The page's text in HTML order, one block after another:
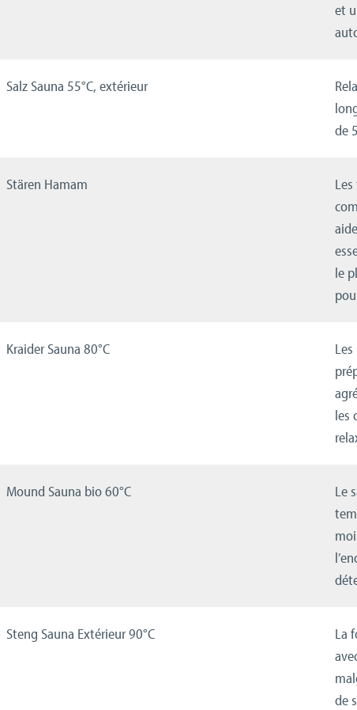
et
Salz Sauna 55°C, extérieur
de
Stären Hamam
le
Kraider Sauna 80°C
les
Mound Sauna bio 60°C
Le
Steng Sauna Extérieur 90°C
La
de